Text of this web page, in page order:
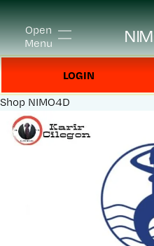
Open
Menu
LOGIN
Shop NIMO4D